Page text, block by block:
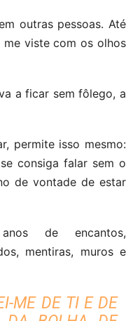
outras pessoas. Até
viste com os olhos
a ficar sem fôlego, a
permite isso mesmo:
consiga falar sem o
de vontade de estar
de encantos,
mentiras, muros e
ME DE TI E DE